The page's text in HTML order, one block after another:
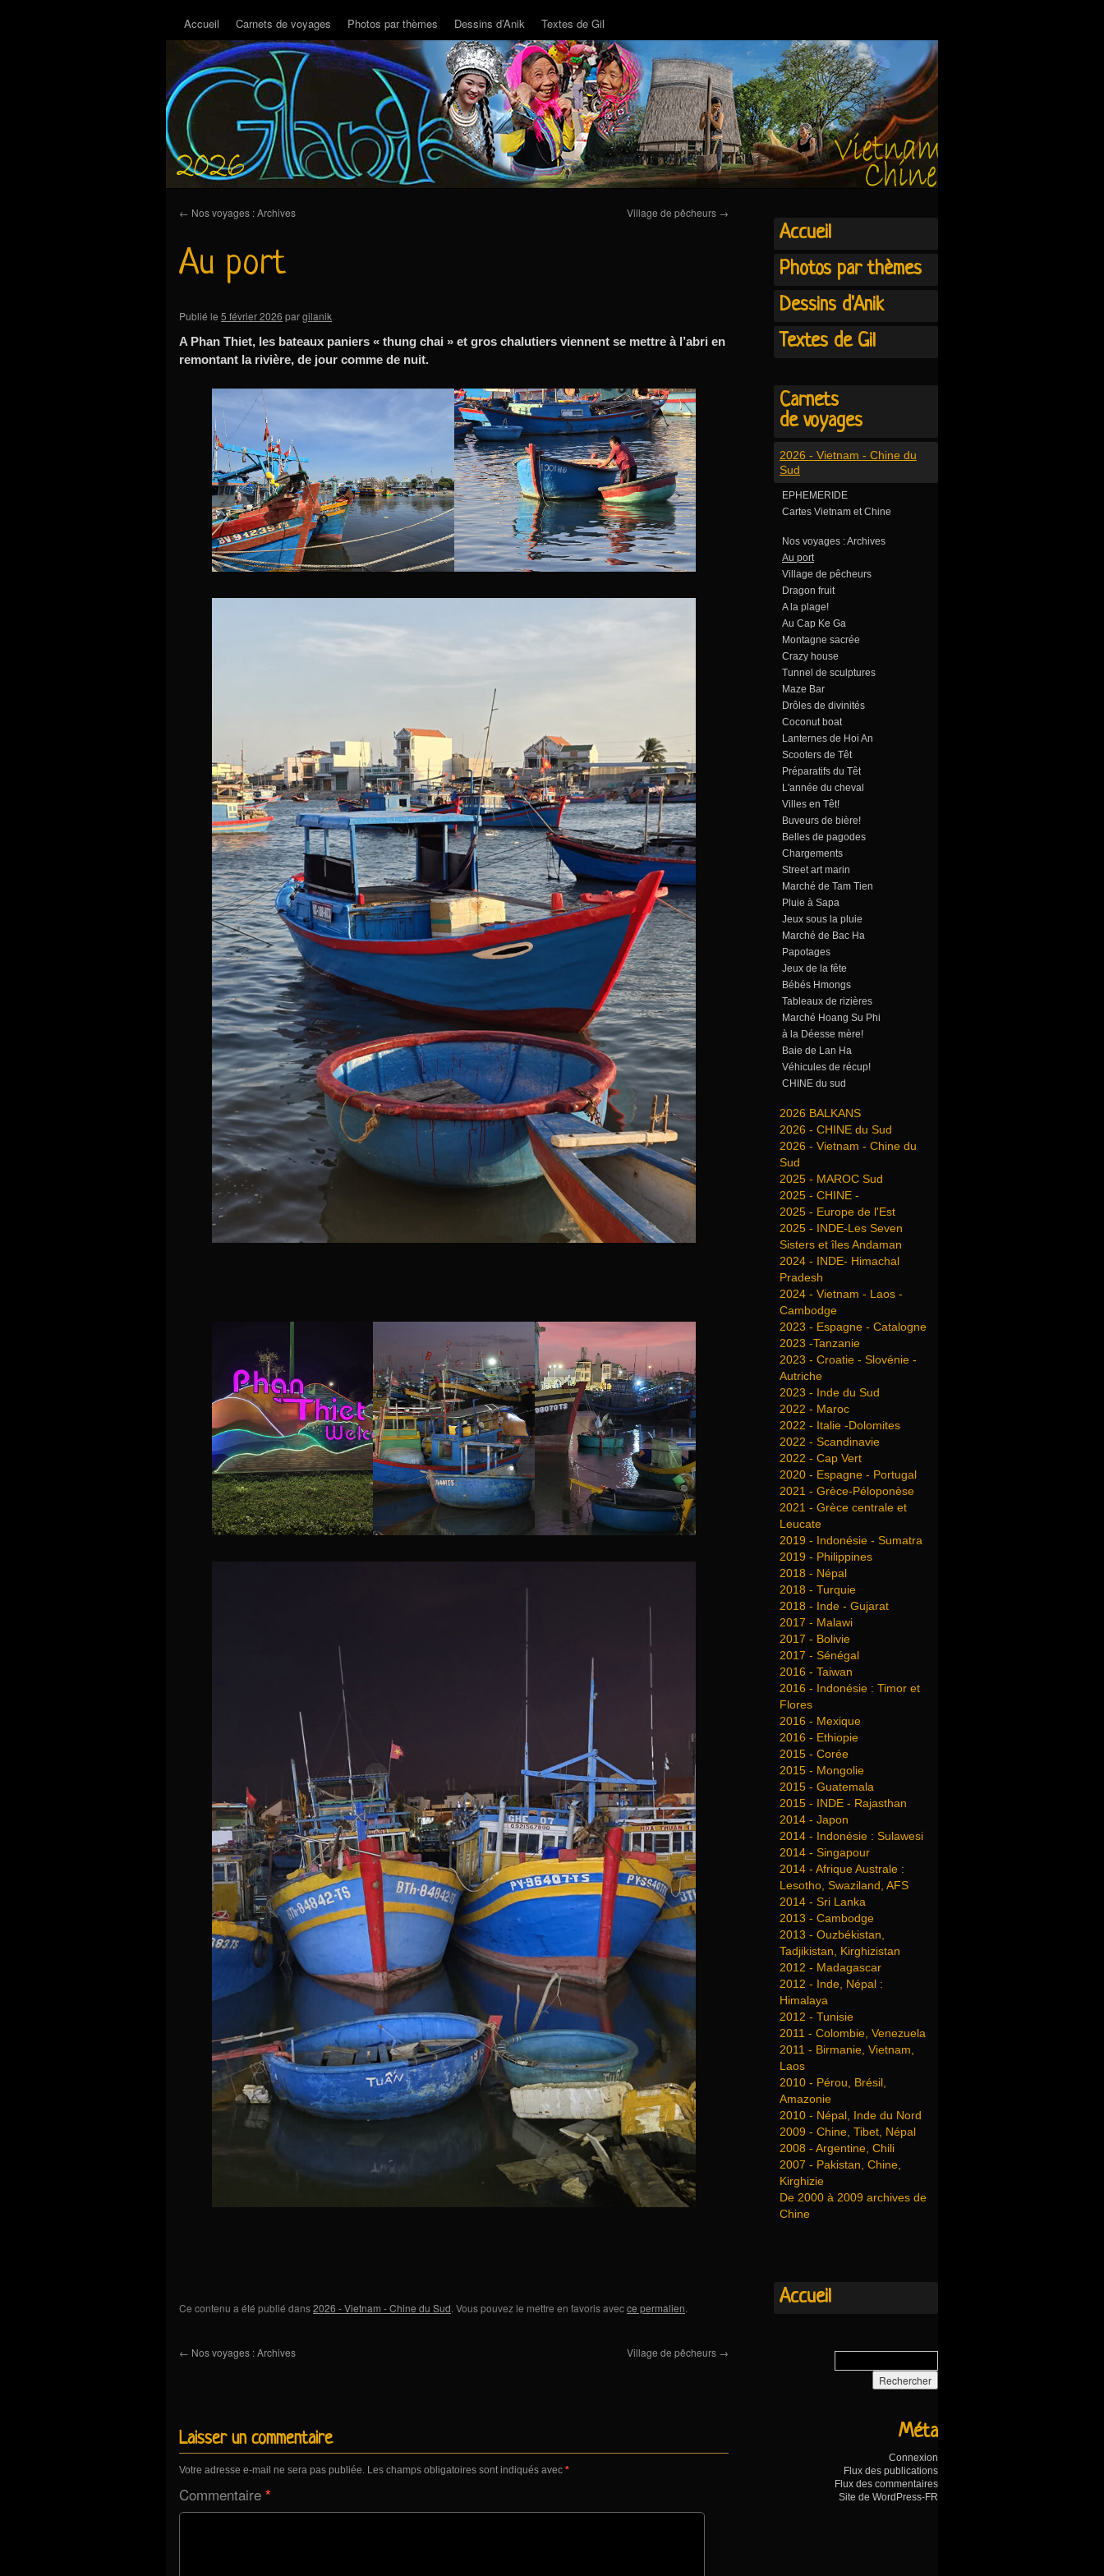
Accueil Carnets de voyages Photos par thèmes Dessins d’Anik Textes de Gil
← Nos voyages : Archives Village de pêcheurs →
Au port
Publié le 5 février 2026 pargilanik
A Phan Thiet, les bateaux paniers « thung chai » et gros chalutiers viennent se mettre à l’abri en
remontant la rivière, de jour comme de nuit.
Ce contenu a été publié dans2026 - Vietnam - Chine du Sud. Vous pouvez le mettre en favoris avecce permalien.
← Nos voyages : Archives Village de pêcheurs →
Laisser un commentaire
Votre adresse e-mail ne sera pas publiée. Les champs obligatoires sont indiqués avec *
Commentaire *
Accueil
Photos par thèmes
Dessins d'Anik
Textes de Gil
Carnets
de voyages
2026 - Vietnam - Chine du
Sud
EPHEMERIDE
Cartes Vietnam et Chine
Nos voyages : Archives
Au port
Village de pêcheurs
Dragon fruit
A la plage!
Au Cap Ke Ga
Montagne sacrée
Crazy house
Tunnel de sculptures
Maze Bar
Drôles de divinités
Coconut boat
Lanternes de Hoi An
Scooters de Têt
Préparatifs du Têt
L'année du cheval
Villes en Têt!
Buveurs de bière!
Belles de pagodes
Chargements
Street art marin
Marché de Tam Tien
Pluie à Sapa
Jeux sous la pluie
Marché de Bac Ha
Papotages
Jeux de la fête
Bébés Hmongs
Tableaux de rizières
Marché Hoang Su Phi
à la Déesse mère!
Baie de Lan Ha
Véhicules de récup!
CHINE du sud
2026 BALKANS
2026 - CHINE du Sud
2026 - Vietnam - Chine du
Sud
2025 - MAROC Sud
2025 - CHINE -
2025 - Europe de l'Est
2025 - INDE-Les Seven
Sisters et îles Andaman
2024 - INDE- Himachal
Pradesh
2024 - Vietnam - Laos -
Cambodge
2023 - Espagne - Catalogne
2023 -Tanzanie
2023 - Croatie - Slovénie -
Autriche
2023 - Inde du Sud
2022 - Maroc
2022 - Italie -Dolomites
2022 - Scandinavie
2022 - Cap Vert
2020 - Espagne - Portugal
2021 - Grèce-Péloponèse
2021 - Grèce centrale et
Leucate
2019 - Indonésie - Sumatra
2019 - Philippines
2018 - Népal
2018 - Turquie
2018 - Inde - Gujarat
2017 - Malawi
2017 - Bolivie
2017 - Sénégal
2016 - Taiwan
2016 - Indonésie : Timor et
Flores
2016 - Mexique
2016 - Ethiopie
2015 - Corée
2015 - Mongolie
2015 - Guatemala
2015 - INDE - Rajasthan
2014 - Japon
2014 - Indonésie : Sulawesi
2014 - Singapour
2014 - Afrique Australe :
Lesotho, Swaziland, AFS
2014 - Sri Lanka
2013 - Cambodge
2013 - Ouzbékistan,
Tadjikistan, Kirghizistan
2012 - Madagascar
2012 - Inde, Népal :
Himalaya
2012 - Tunisie
2011 - Colombie, Venezuela
2011 - Birmanie, Vietnam,
Laos
2010 - Pérou, Brésil,
Amazonie
2010 - Népal, Inde du Nord
2009 - Chine, Tibet, Népal
2008 - Argentine, Chili
2007 - Pakistan, Chine,
Kirghizie
De 2000 à 2009 archives de
Chine
Accueil
Méta
Connexion
Flux des publications
Flux des commentaires
Site de WordPress-FR